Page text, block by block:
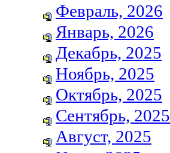
Февраль, 2026
Январь, 2026
Декабрь, 2025
Ноябрь, 2025
Октябрь, 2025
Сентябрь, 2025
Август, 2025